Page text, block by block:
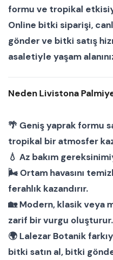
formu ve tropikal
Online bitki siparişi,
gönderve bitki satış
asaletiyle yaşam
Neden Livistona
🌴 Geniş yaprak formu
tropikal bir atmosfer
💧 Az bakım
🌬 Ortam havasını
ferahlık kazandırır.
🏡 Modern, klasik veya
zarif bir vurgu oluşturur.
🌍 Lalezar Botanik
bitki satın al, bitki